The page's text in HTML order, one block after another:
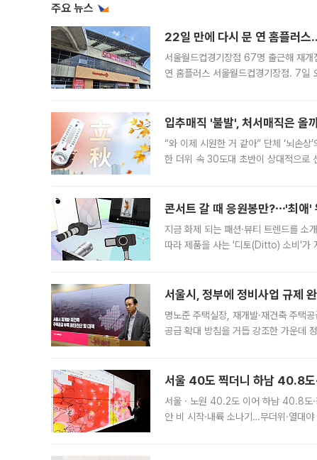
주요 뉴스
22일 만에 다시 문 연 홈플러스
서울월드컵경기장점 67명 출근해 재
연 홈플러스 서울월드컵경기장점. 7일
입추매직 '불발', 처서매직은 올
“와 이제 시원한 거 같아” 단체 ‘뇌손
한 더위 속 30도대 초반이 상대적으로
콘서트 갈 때 응원봉만?⋯'최애'
지금 화제 되는 패션·뷰티 트렌드를 소
따라 제품을 사는 '디토(Ditto) 소비'가
서울시, 정부에 정비사업 규제
명노준 주택실장, 재개발·재건축 주택
공급 확대 방침을 거듭 강조한 가운데
서울 40도 찍더니 하남 40.8
서울ㆍ노원 40.2도 이어 하남 40.8도
안 비 시작·내륙 소나기…무더위·열대